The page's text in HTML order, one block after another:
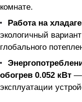
комнате.
Работа на
экологичный
глобального
обогрев 0.052 кВт —
эксплуатации